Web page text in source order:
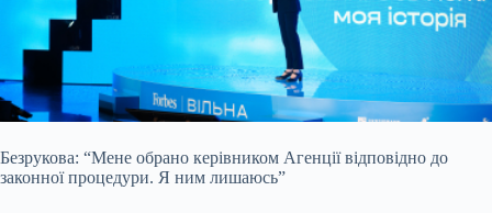
Безрукова: “Мене обрано керівником Агенції відповідно до
законної процедури. Я ним лишаюсь”